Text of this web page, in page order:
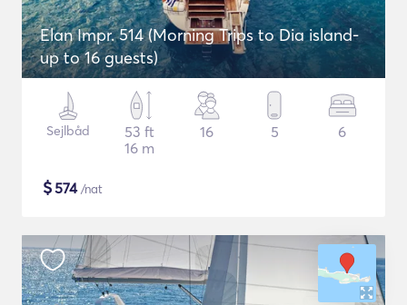
Elan Impr. 514 (Morning Trips to Dia island-
up to 16 guests)
Sejlbåd
53 ft
16 m
16 5 6
$574/nat